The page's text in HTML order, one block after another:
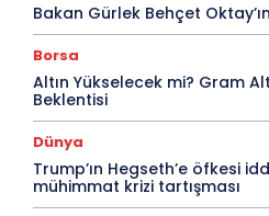
Bakan Gürlek Behçet
Borsa
Altın Yükselecek mi? Gram
Beklentisi
Dünya
Trump’ın Hegseth’e öfkesi
mühimmat krizi tartışması